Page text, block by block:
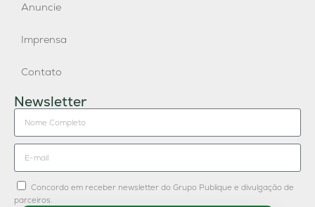
Anuncie
Imprensa
Contato
Newsletter
Concordo em receber newsletter do Grupo Publique e divulgação de
parceiros.